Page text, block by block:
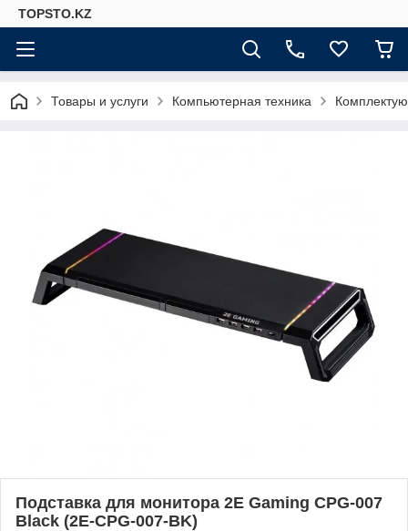
TOPSTO.KZ
Товары и услуги Компьютерная техника
Подставка для монитора 2E Gaming CPG-007
Black (2E-CPG-007-BK)